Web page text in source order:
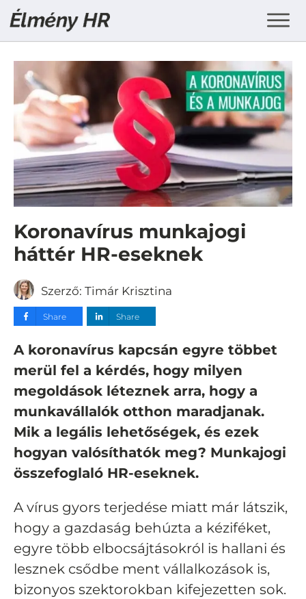
Koronavírus munkajogi
háttér HR-eseknek
Szerző: Timár Krisztina
Share Share
A koronavírus kapcsán egyre többet
merül fel a kérdés, hogy milyen
megoldások léteznek arra, hogy a
munkavállalók otthon maradjanak.
Mik a legális lehetőségek, és ezek
hogyan valósíthatók meg? Munkajogi
összefoglaló HR-eseknek.
A vírus gyors terjedése miatt már látszik,
hogy a gazdaság behúzta a kéziféket,
egyre több elbocsájtásokról is hallani és
lesznek csődbe ment vállalkozások is,
bizonyos szektorokban kifejezetten sok.